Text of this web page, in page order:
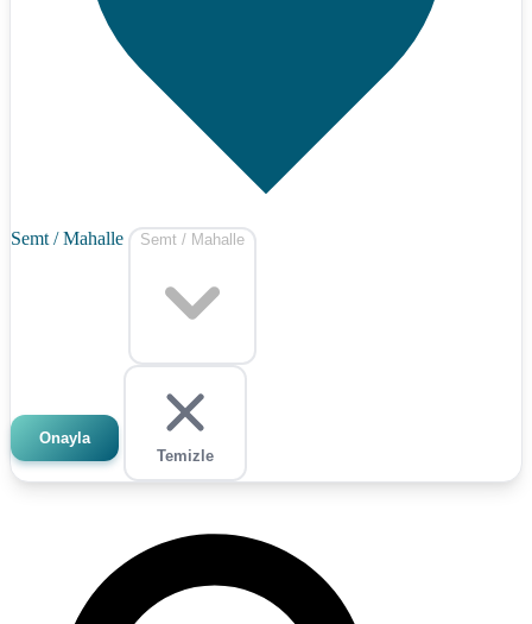
Semt / Mahalle Semt / Mahalle
Onayla
Temizle